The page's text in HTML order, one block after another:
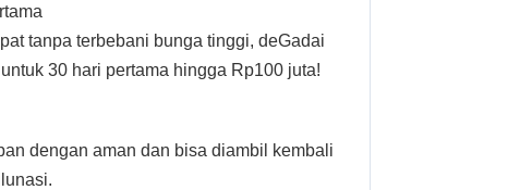
tanpa terbebani bunga tinggi, deGadai
untuk 30 hari pertama hingga Rp100 juta!
dengan aman dan bisa diambil kembali